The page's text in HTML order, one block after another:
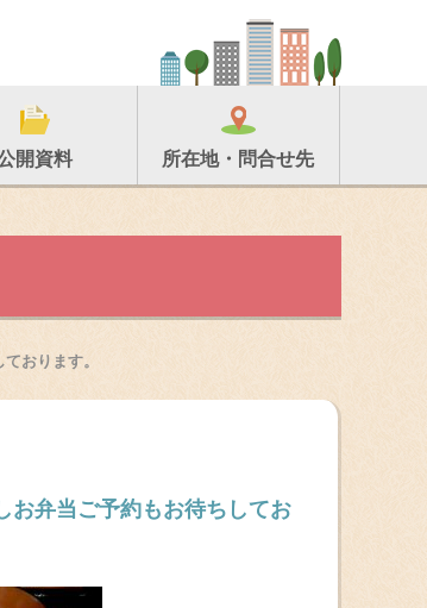
開資料 所在地・問合せ先
おります。
弁当ご予約もお待ちしてお